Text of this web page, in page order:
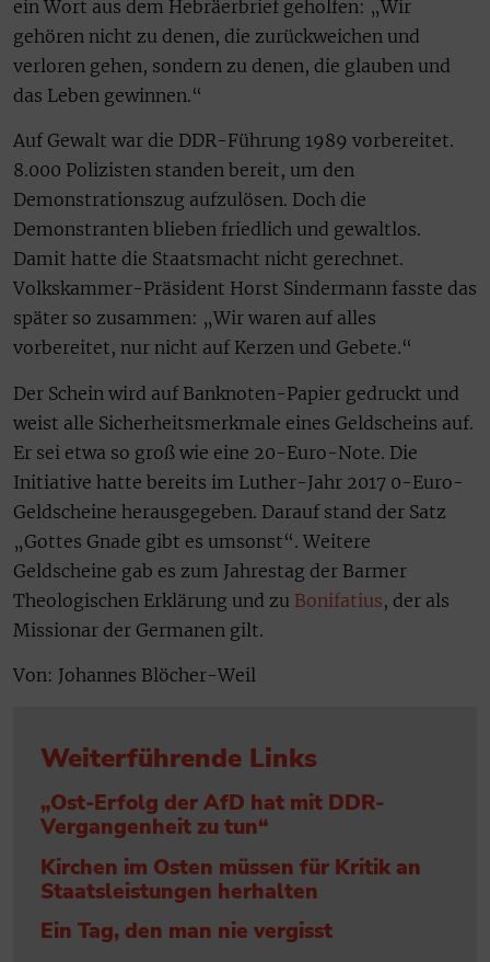
ein Wort aus dem Hebräerbrief geholfen: „Wir
gehören nicht zu denen, die zurückweichen und
verloren gehen, sondern zu denen, die glauben und
das Leben gewinnen.“
Auf Gewalt war die DDR-Führung 1989 vorbereitet.
8.000 Polizisten standen bereit, um den
Demonstrationszug aufzulösen. Doch die
Demonstranten blieben friedlich und gewaltlos.
Damit hatte die Staatsmacht nicht gerechnet.
Volkskammer-Präsident Horst Sindermann fasste das
später so zusammen: „Wir waren auf alles
vorbereitet, nur nicht auf Kerzen und Gebete.“
Der Schein wird auf Banknoten-Papier gedruckt und
weist alle Sicherheitsmerkmale eines Geldscheins auf.
Er sei etwa so groß wie eine 20-Euro-Note. Die
Initiative hatte bereits im Luther-Jahr 2017 0-Euro-
Geldscheine herausgegeben. Darauf stand der Satz
„Gottes Gnade gibt es umsonst“. Weitere
Geldscheine gab es zum Jahrestag der Barmer
Theologischen Erklärung und zu Bonifatius, der als
Missionar der Germanen gilt.
Von: Johannes Blöcher-Weil
Weiterführende Links
„Ost-Erfolg der AfD hat mit DDR-
Vergangenheit zu tun“
Kirchen im Osten müssen für Kritik an
Staatsleistungen herhalten
Ein Tag, den man nie vergisst